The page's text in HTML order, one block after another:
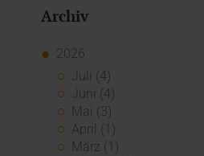
Archiv
2026
Juli (4)
Juni (4)
Mai (3)
April (1)
März (1)